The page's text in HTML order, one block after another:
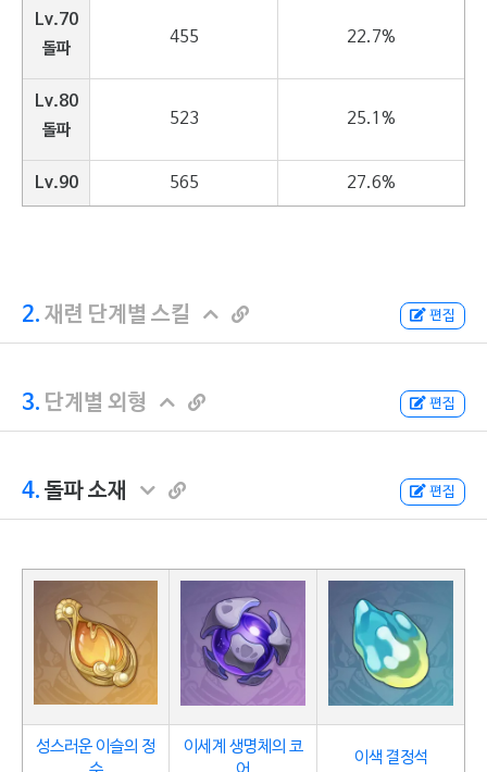
Lv.70
돌파
455 22.7%
Lv.80
돌파
523 25.1%
Lv.90 565 27.6%
2. 재련 단계별 스킬 편집
3. 단계별 외형 편집
4. 돌파 소재 편집
성스러운 이슬의 정
이세계 생명체의 코
이색 결정석